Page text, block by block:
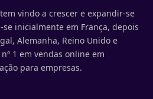
vindo a crescer e expandir-se
se inicialmente em França, depois
Alemanha, Reino Unido e
1 em vendas online em
para empresas.